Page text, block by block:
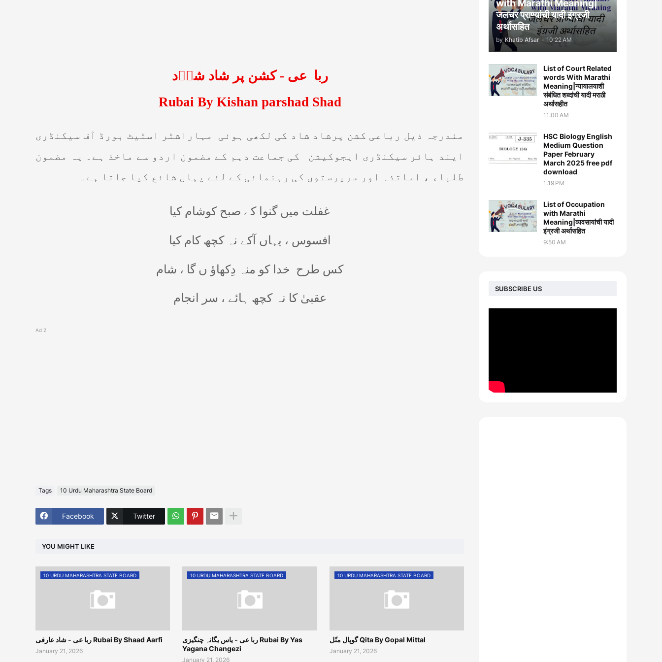
ربا عی -کشن پر شاد شاؔد
Rubai By Kishan parshad Shad
مندرجہ ذیل رباعی کشن پرشاد شاد کی لکھی ہوئی
مہاراشٹر اسٹیٹ بورڈ آف سیکنڈری
ایند ہائر سیکنڈری ایجوکیشن
کی جماعت دہم کے مضمون اردو سے ماخذ ہے۔ یہ مضمون
طلباء ، اساتذہ اور سرپرستوں کی رہنمائی کے لئے یہاں شائع کیا جاتا ہے۔
غفلت میں گنوا کے صبح کوشام کیا
افسوس ، یہاں آکے نہ کچھ کام کیا
کس طرح خدا کو منہ دِکھاؤ ں گا ، شام
عقبیٰ کا نہ کچھ ہائے ، سر انجام
Ad 2
Tags 10 Urdu Maharashtra State Board
Facebook Twitter
YOU MIGHT LIKE
10 URDU MAHARASHTRA STATE BOARD
ربا عی - شاد عارفی Rubai By Shaad Aarfi
January 21, 2026
10 URDU MAHARASHTRA STATE BOARD
ربا عی - یاس یگانہ چنگیزی Rubai By Yas
Yagana Changezi
January 21, 2026
10 URDU MAHARASHTRA STATE BOARD
گوپال متّل Qita By Gopal Mittal
January 21, 2026
with Marathi Meaning|
जलचर प्राण्यांची यादी इंग्रजी
अर्थासह‍ित
by Khatib Afsar - 10:22 AM
List of Court Related
words With Marathi
Meaning|न्यायालयाशी
संबंधित शब्दांची यादी मराठी
अर्थासहीत
11:00 AM
HSC Biology English
Medium Question
Paper February
March 2025 free pdf
download
1:19 PM
List of Occupation
with Marathi
Meaning|व्यवसायांची यादी
इंग्रजी अर्थासह‍ित
9:50 AM
SUBSCRIBE US